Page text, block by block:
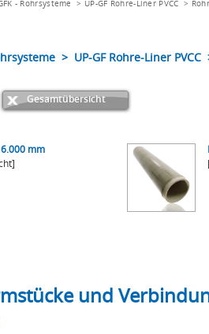
- Rohrsysteme > UP-GF Rohre-Liner PVCC >
> UP-GF Rohre-Liner
Gesamtübersicht
mm
und